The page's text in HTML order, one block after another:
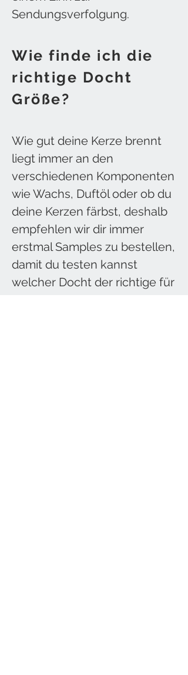
Sendungsverfolgung.
Wie finde ich die
richtige Docht
Größe?
Wie gut deine Kerze brennt
liegt immer an den
verschiedenen Komponenten
wie Wachs, Duftöl oder ob du
deine Kerzen färbst, deshalb
empfehlen wir dir immer
erstmal Samples zu bestellen,
damit du testen kannst
welcher Docht der richtige für